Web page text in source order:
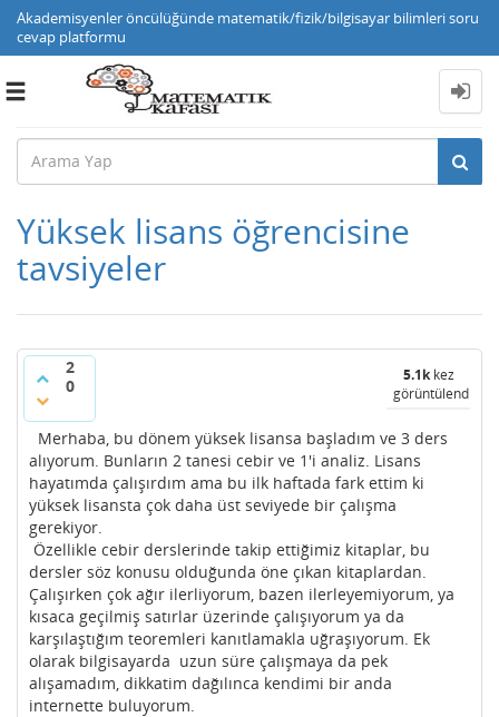
Akademisyenler öncülüğünde matematik/fizik/bilgisayar bilimleri soru
cevap platformu
Toggle
Yüksek lisans öğrencisine
tavsiyeler
2
0
5.1kkez
görüntülendi
Merhaba, bu dönem yüksek lisansa başladım ve 3 ders
alıyorum. Bunların 2 tanesi cebir ve 1'i analiz. Lisans
hayatımda çalışırdım ama bu ilk haftada fark ettim ki
yüksek lisansta çok daha üst seviyede bir çalışma
gerekiyor.
Özellikle cebir derslerinde takip ettiğimiz kitaplar, bu
dersler söz konusu olduğunda öne çıkan kitaplardan.
Çalışırken çok ağır ilerliyorum, bazen ilerleyemiyorum, ya
kısaca geçilmiş satırlar üzerinde çalışıyorum ya da
karşılaştığım teoremleri kanıtlamakla uğraşıyorum. Ek
olarak bilgisayarda uzun süre çalışmaya da pek
alışamadım, dikkatim dağılınca kendimi bir anda
internette buluyorum.